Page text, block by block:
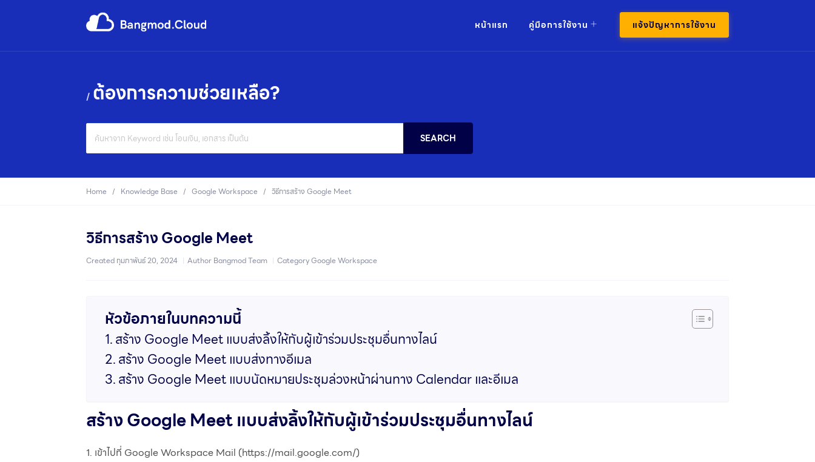
หน้าแรก คู่มือการใช้งาน แจ้งปัญหาการใช้งาน
ต้องการความช่วยเหลือ?
For
SEARCH
Home Knowledge Base Google Workspace วิธีการสร้าง Google Meet
วิธีการสร้าง Google Meet
Created กุมภาพันธ์ 20, 2024 Author Bangmod Team CategoryGoogle Workspace
หัวข้อภายในบทความนี้
สร้าง Google Meet แบบส่งลิ้งให้กับผู้เข้าร่วมประชุมอื่นทางไลน์
สร้าง Google Meet แบบส่งทางอีเมล
สร้าง Google Meet แบบนัดหมายประชุมล่วงหน้าผ่านทาง Calendar และอีเมล
สร้าง Google Meet แบบส่งลิ้งให้กับผู้เข้าร่วมประชุมอื่นทางไลน์
1. เข้าไปที่ Google Workspace Mail (https://mail.google.com/)